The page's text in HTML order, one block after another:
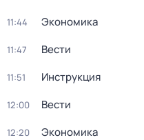
11:44 Экономика
11:47 Вести
11:51 Инструкция
12:00 Вести
12:20 Экономика